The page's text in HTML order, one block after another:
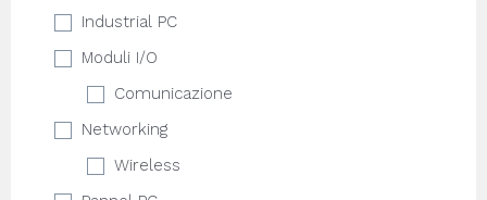
Industrial PC
Moduli I/O
Comunicazione
Networking
Wireless